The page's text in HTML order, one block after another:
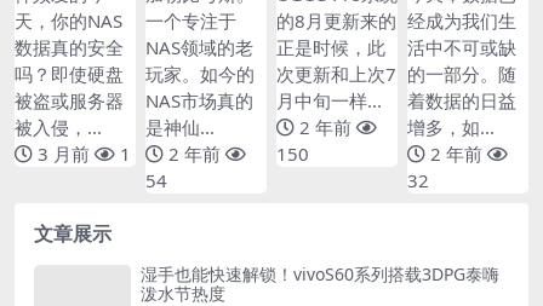
安全存储
天，你的NAS
数据真的安全
吗？即使硬盘
被盗或服务器
被入侵，...
3 月前
1
品机怎么选？
一个专注于
NAS领域的老
玩家。如今的
NAS市场真的
是神仙...
2 年前
54
的8月更新来的
正是时候，此
次更新和上次7
月中旬一样...
2 年前
150
经成为我们生
活中不可或缺
的一部分。随
着数据的日益
增多，如...
2 年前
32
文章展示
湿手也能快速解锁！vivoS60系列搭载3DPG泰嗨
泼水节热度